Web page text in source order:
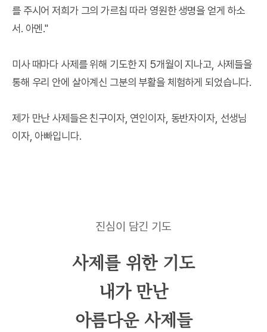
를 주시어 저희가 그의 가르침 따라 영원한 생명을 얻게 하소
서. 아멘."
미사 때마다 사제를 위해 기도한 지 5개월이 지나고, 사제들을
통해 우리 안에 살아계신 그분의 부활을 체험하게 되었습니다.
제가 만난 사제들은 친구이자, 연인이자, 동반자이자, 선생님
이자, 아빠입니다.
진심이 담긴 기도
사제를 위한 기도
내가 만난
아름다운 사제들